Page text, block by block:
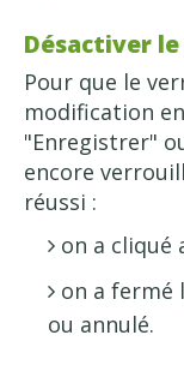
Désactiver
Pour que le
modification
"Enregistrer"
encore
réussi :
on a cliqué
on a fermé
ou annulé.